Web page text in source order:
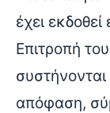
έχει
Επιτροπή
απόφαση,